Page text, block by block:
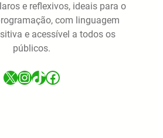
e reflexivos, ideais para o
com linguagem
e acessível a todos os
públicos.
X InstagramTikTok Facebook